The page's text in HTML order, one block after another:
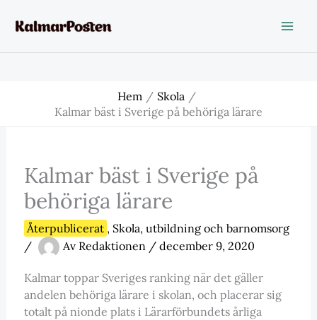
Hem
Skola
Kalmar bäst i Sverige på behöriga lärare
Kalmar bäst i Sverige på
behöriga lärare
Återpublicerat , Skola, utbildning och barnomsorg
/
Av Redaktionen / december 9, 2020
Kalmar toppar Sveriges ranking när det gäller
andelen behöriga lärare i skolan, och placerar sig
totalt på nionde plats i Lärarförbundets årliga